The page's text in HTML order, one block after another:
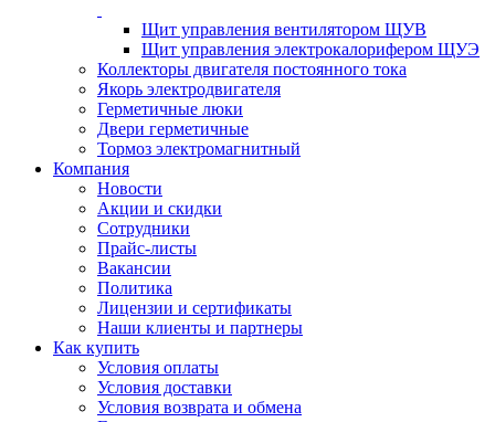
Щит управления вентилятором ЩУВ
Щит управления электрокалорифером ЩУЭ
Коллекторы двигателя постоянного тока
Якорь электродвигателя
Герметичные люки
Двери герметичные
Тормоз электромагнитный
Компания
Новости
Акции и скидки
Сотрудники
Прайс-листы
Вакансии
Политика
Лицензии и сертификаты
Наши клиенты и партнеры
Как купить
Условия оплаты
Условия доставки
Условия возврата и обмена